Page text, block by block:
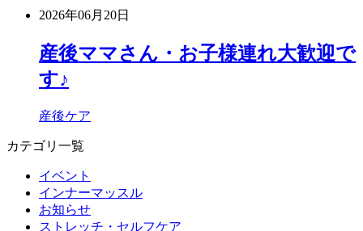
2026年06月20日
産後ママさん・お子様連れ大歓迎で
す♪
産後ケア
カテゴリ一覧
イベント
インナーマッスル
お知らせ
ストレッチ・セルフケア